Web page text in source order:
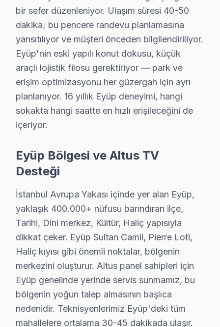
Altus güvenilirliği standartlarında Altus servisimiz:
Eyüp Altus TV Bakım Paketi – Uzun Ömür İçin
Düzenli bakım, Altus televizyonunuzun ömrünü
TV bakım hizmetlerimiz:
• Eyüp'de panel ve LED backlight kontrolü
• Soğutma fanı temizliği ve termal macun yenileme
• Eyüp'de anakart kapasitör ve kondansatör kontrolü
• HDMI port ve bağlantı noktası temizliği — Eyüp
• Eyüp'de yazılım ve firmware güncelleme kontrolü
Eyüp bölgesinde Altus televizyonlarınız için yılda 1-2
Eyüp ve Çevresi Altus Servis Ağı
Geniş servis ağımızla Eyüp ve çevre ilçelerde Altus
Hizmet bölgelerimiz:
• Eyüp merkez ve Eyüp'nin tüm mahalleleri
• Eyüp'den komşu ilçelere hızlı erişim
• Eyüp'de toplu konut ve site anlaşmaları mevcut
Eyüp'da Altus teknik desteği arıyorsanız, aynı gün
Altus Parça Kalitesi – Eyüp Servisimizde
bir sefer düzenleniyor. Ulaşım süresi 40-50
dakika; bu pencere randevu planlamasına
yansıtılıyor ve müşteri önceden bilgilendiriliyor.
Eyüp'nin eski yapılı konut dokusu, küçük
araçlı lojistik filosu gerektiriyor — park ve
erişim optimizasyonu her güzergah için ayrı
planlanıyor. 16 yıllık Eyüp deneyimi, hangi
sokakta hangi saatte en hızlı erişileceğini de
içeriyor.
Eyüp Bölgesi ve Altus TV
Desteği
İstanbul Avrupa Yakası içinde yer alan Eyüp,
yaklaşık 400.000+ nüfusu barındıran ilçe,
Tarihi, Dini merkez, Kültür, Haliç yapısıyla
dikkat çeker. Eyüp Sultan Camii, Pierre Loti,
Haliç kıyısı gibi önemli noktalar, bölgenin
merkezini oluşturur. Altus panel sahipleri için
Eyüp genelinde yerinde servis sunmamız, bu
bölgenin yoğun talep almasının başlıca
nedenidir. Teknisyenlerimiz Eyüp'deki tüm
mahallelere ortalama 30-45 dakikada ulaşır.